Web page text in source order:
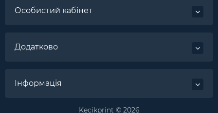
Особистий кабінет
Додатково
Інформація
Kecikprint © 2026